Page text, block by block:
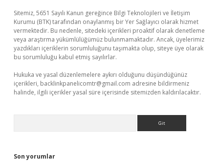
Sitemiz, 5651 Sayılı Kanun gereğince Bilgi Teknolojileri ve İletişim
Kurumu (BTK) tarafından onaylanmış bir Yer Sağlayıcı olarak hizmet
vermektedir. Bu nedenle, sitedeki içerikleri proaktif olarak denetleme
veya araştırma yükümlülüğümüz bulunmamaktadır. Ancak, üyelerimiz
yazdıkları içeriklerin sorumluluğunu taşımakta olup, siteye üye olarak
bu sorumluluğu kabul etmiş sayılırlar.
Hukuka ve yasal düzenlemelere aykırı olduğunu düşündüğünüz
içerikleri, backlinkpanelicomtr@gmail.com adresine bildirmeniz
halinde, ilgili içerikler yasal süre içerisinde sitemizden kaldırılacaktır.
Son yorumlar